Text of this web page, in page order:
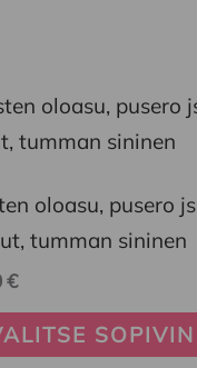
oloasu, pusero js
tumman sininen
€
SOPIVIN